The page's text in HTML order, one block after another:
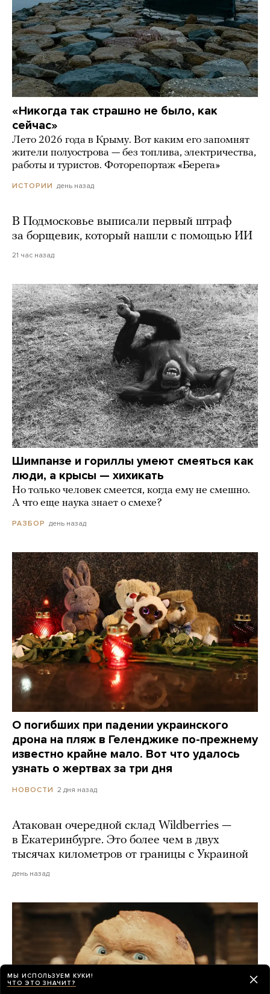
«Никогда так страшно не было, как
сейчас»
Лето 2026 года в Крыму. Вот каким его запомнят
жители полуострова — без топлива, электричества,
работы и туристов. Фоторепортаж «Берега»
ИСТОРИИ день назад
В Подмосковье выписали первый штраф
за борщевик, который нашли с помощью ИИ
21 час назад
Шимпанзе и гориллы умеют смеяться как
люди, а крысы — хихикать
Но только человек смеется, когда ему не смешно.
А что еще наука знает о смехе?
РАЗБОР день назад
О погибших при падении украинского
дрона на пляж в Геленджике по-прежнему
известно крайне мало. Вот что удалось
узнать о жертвах за три дня
НОВОСТИ 2 дня назад
Атакован очередной склад Wildberries —
в Екатеринбурге. Это более чем в двух
тысячах километров от границы с Украиной
день назад
МЫ ИСПОЛЬЗУЕМ КУКИ!
ЧТО ЭТО ЗНАЧИТ?